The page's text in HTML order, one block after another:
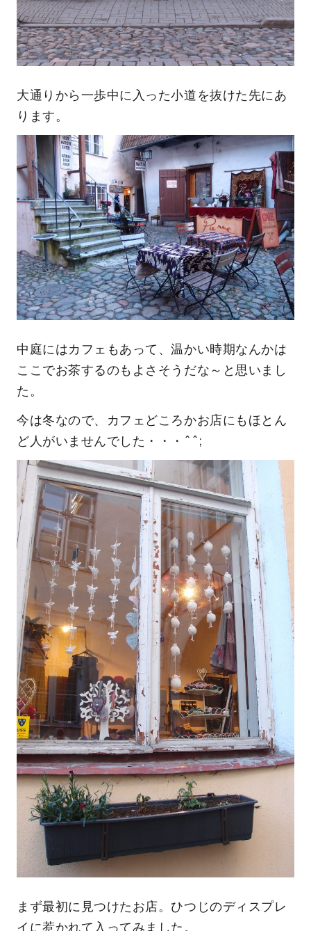
大通りから一歩中に入った小道を抜けた先にあ
ります。
中庭にはカフェもあって、温かい時期なんかは
ここでお茶するのもよさそうだな～と思いまし
た。
今は冬なので、カフェどころかお店にもほとん
ど人がいませんでした・・・^^;
まず最初に見つけたお店。ひつじのディスプレ
イに惹かれて入ってみました。